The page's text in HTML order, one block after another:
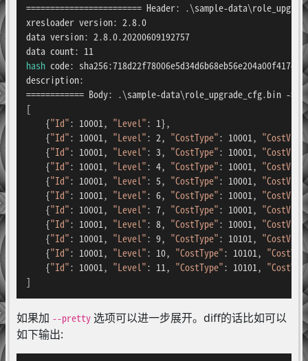
======================== Header: .\sample-
xresloader version: 2.8.0
data version: 2.8.0.20200609192757
data count: 11
hash code:
description:
============ Body: .\sample-data\role_upgrade_cfg.bin ->
[
    {
"Id": 10001, "Level": 1},
    {
"Id": 10001, "Level": 2, "CostType": 10001,
    {
"Id": 10001, "Level": 3, "CostType": 10001,
    {
"Id": 10001, "Level": 4, "CostType": 10001,
    {
"Id": 10001, "Level": 5, "CostType": 10001,
    {
"Id": 10001, "Level": 6, "CostType": 10001,
    {
"Id": 10001, "Level": 7, "CostType": 10001,
    {
"Id": 10001, "Level": 8, "CostType": 10001,
    {
"Id": 10001, "Level": 9, "CostType": 10101,
    {
"Id": 10001, "Level": 10, "CostType": 10101,
    {
"Id": 10001, "Level": 11, "CostType": 10101,
]
如果加 --pretty选项可以进一步展开。diff的话比如可以
如下输出: